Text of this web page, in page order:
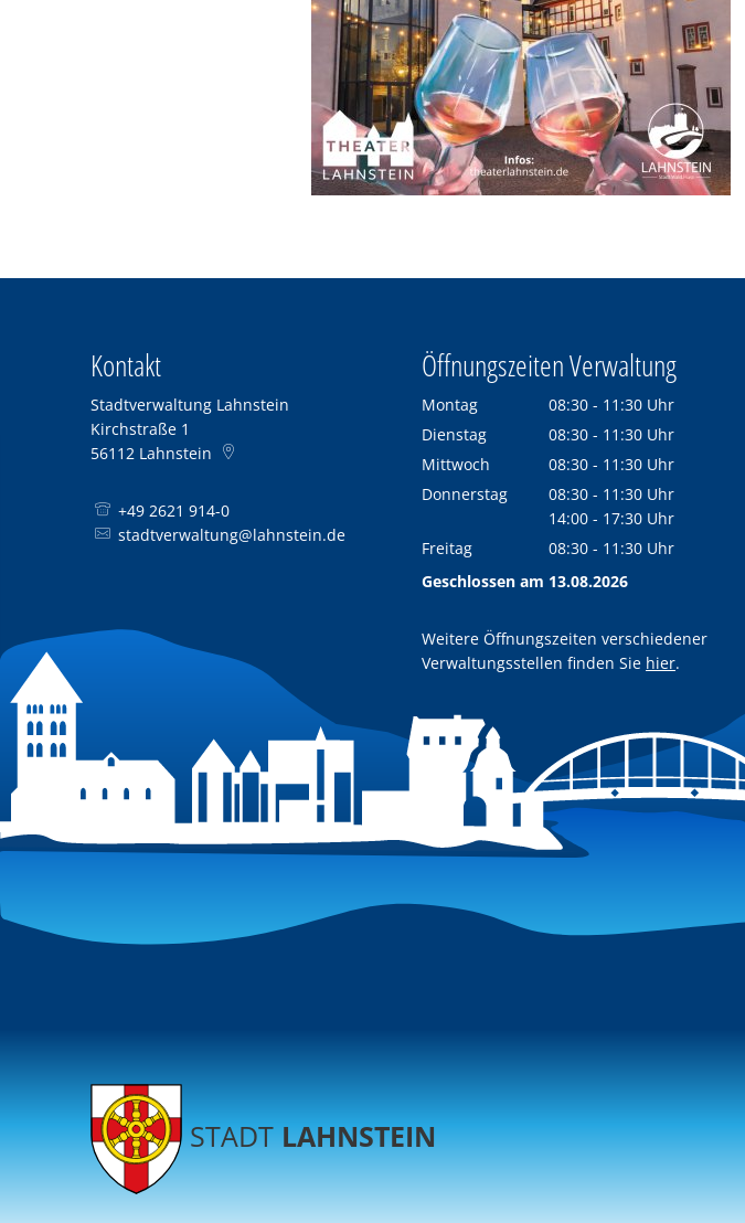
Kontakt
Stadtverwaltung Lahnstein
Kirchstraße 1
56112 Lahnstein
+49 2621 914-0
stadtverwaltung@lahnstein.de
Öffnungszeiten Verwaltung
Montag 08:30 - 11:30 Uhr
Von 08:30 bis 11:30 Uhr
Dienstag 08:30 - 11:30 Uhr
Von 08:30 bis 11:30 Uhr
Mittwoch 08:30 - 11:30 Uhr
Von 08:30 bis 11:30 Uhr
Donnerstag 08:30 - 11:30 Uhr
Von 08:30 bis 11:30 Uhr
14:00 - 17:30 Uhr
Von 14:00 bis 17:30 Uhr
Freitag 08:30 - 11:30 Uhr
Von 08:30 bis 11:30 Uhr
Geschlossen am 13.08.2026
Weitere Öffnungszeiten verschiedener
Verwaltungsstellen finden Sie hier.
STADTLAHNSTEIN